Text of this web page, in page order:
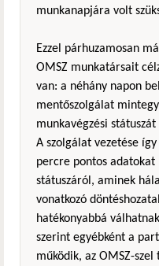
munkanapjára volt
Ezzel párhuzamosan
OMSZ munkatársait
van: a néhány napon
mentőszolgálat
munkavégzési
A szolgálat vezetése
percre pontos
státuszáról, aminek
vonatkozó
hatékonyabbá
szerint egyébként a
működik, az OMSZ-